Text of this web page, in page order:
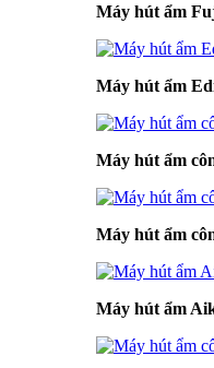
Máy hút ẩm
Máy hút ẩm
Máy hút ẩm
Máy hút ẩm
Máy hút ẩm